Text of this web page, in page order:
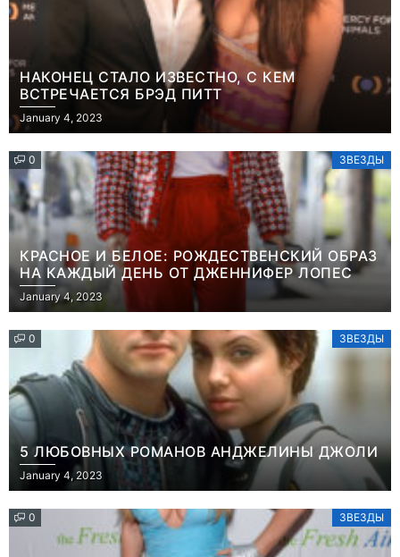
НАКОНЕЦ СТАЛО ИЗВЕСТНО, С КЕМ
ВСТРЕЧАЕТСЯ БРЭД ПИТТ
January 4, 2023
0 ЗВЕЗДЫ
КРАСНОЕ И БЕЛОЕ: РОЖДЕСТВЕНСКИЙ ОБРАЗ
НА КАЖДЫЙ ДЕНЬ ОТ ДЖЕННИФЕР ЛОПЕС
January 4, 2023
0 ЗВЕЗДЫ
5 ЛЮБОВНЫХ РОМАНОВ АНДЖЕЛИНЫ ДЖОЛИ
January 4, 2023
0 ЗВЕЗДЫ